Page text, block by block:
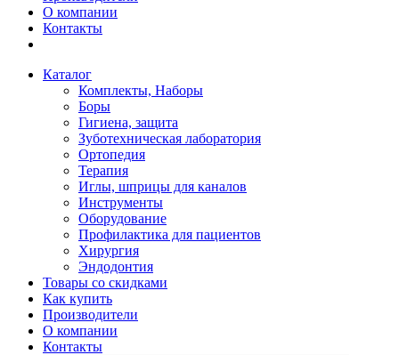
О компании
Контакты
Каталог
Комплекты, Наборы
Боры
Гигиена, защита
Зуботехническая лаборатория
Ортопедия
Терапия
Иглы, шприцы для каналов
Инструменты
Оборудование
Профилактика для пациентов
Хирургия
Эндодонтия
Товары со скидками
Как купить
Производители
О компании
Контакты